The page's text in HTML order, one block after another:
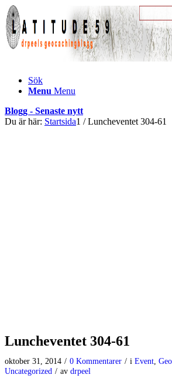
Sök
Menu Menu
Blogg - Senaste nytt
Du är här: Startsida1 / Luncheventet 304-61
Luncheventet 304-61
oktober 31, 2014 / 0 Kommentarer / i Event
Uncategorized / av drpeel